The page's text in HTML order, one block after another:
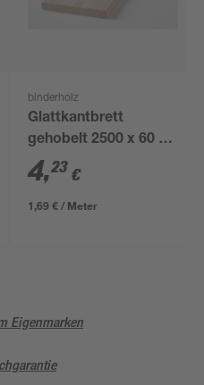
binderholz
Glattkantbrett
gehobelt 2500 x 60 x
18 mm
4,23 €
1,69 € / Meter
Eigenmarken